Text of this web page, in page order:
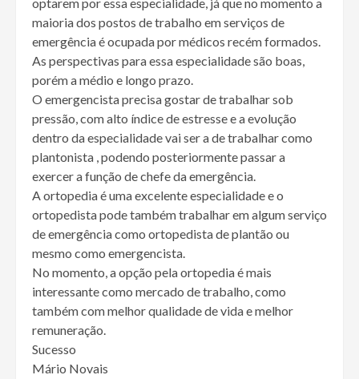
optarem por essa especialidade, já que no momento a
maioria dos postos de trabalho em serviços de
emergência é ocupada por médicos recém formados.
As perspectivas para essa especialidade são boas,
porém a médio e longo prazo.
O emergencista precisa gostar de trabalhar sob
pressão, com alto índice de estresse e a evolução
dentro da especialidade vai ser a de trabalhar como
plantonista , podendo posteriormente passar a
exercer a função de chefe da emergência.
A ortopedia é uma excelente especialidade e o
ortopedista pode também trabalhar em algum serviço
de emergência como ortopedista de plantão ou
mesmo como emergencista.
No momento, a opção pela ortopedia é mais
interessante como mercado de trabalho, como
também com melhor qualidade de vida e melhor
remuneração.
Sucesso
Mário Novais